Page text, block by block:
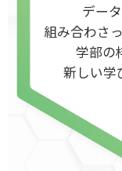
デー
組み合わさ
学部の
新しい学